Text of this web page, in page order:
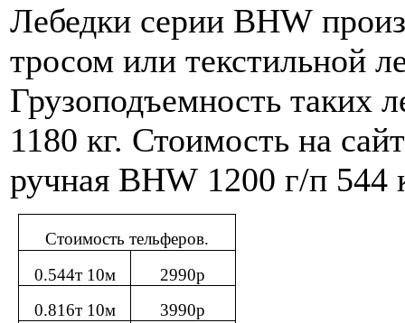
Лебедки серии BHW
тросом или текстильной
Грузоподъемность таких
1180 кг. Стоимость на
ручная BHW 1200 г/п 544
Стоимость тельферов.
0.544т 10м 2990р
0.816т 10м 3990р